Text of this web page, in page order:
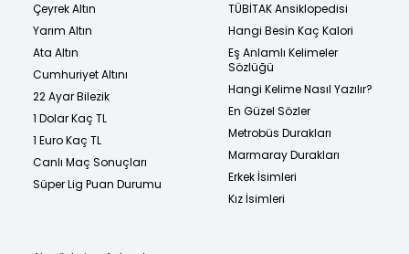
Çeyrek Altın
Yarım Altın
Ata Altın
Cumhuriyet Altını
22 Ayar Bilezik
1 Dolar Kaç TL
1 Euro Kaç TL
Canlı Maç Sonuçları
Süper Lig Puan Durumu
TÜBİTAK Ansiklopedisi
Hangi Besin Kaç Kalori
Eş Anlamlı Kelimeler
Sözlüğü
Hangi Kelime Nasıl Yazılır?
En Güzel Sözler
Metrobüs Durakları
Marmaray Durakları
Erkek İsimleri
Kız İsimleri